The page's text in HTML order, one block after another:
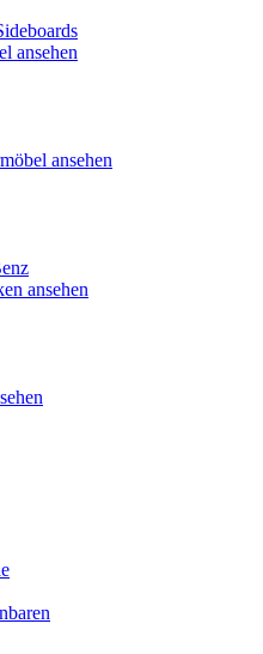
ansehen
ansehen
ansehen